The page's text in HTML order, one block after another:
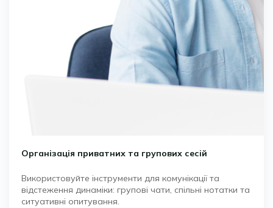
Організація приватних та групових сесій
Використовуйте інструменти для комунікації та
відстеження динаміки: групові чати, спільні нотатки та
ситуативні опитування.